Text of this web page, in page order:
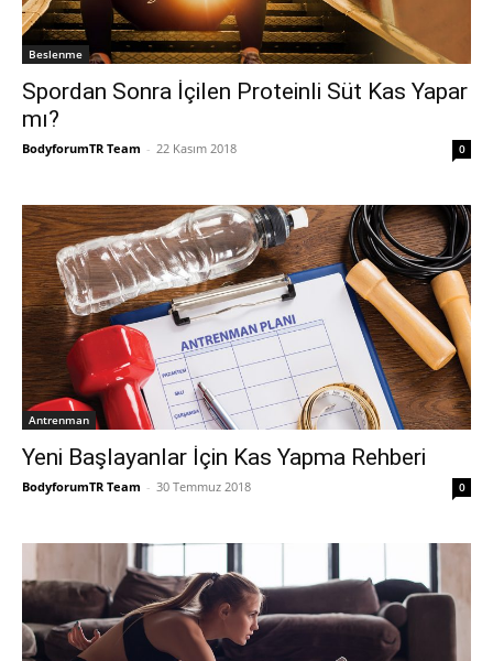
Beslenme
Spordan Sonra İçilen Proteinli Süt Kas Yapar
mı?
BodyforumTR Team - 22 Kasım 2018 0
Antrenman
Yeni Başlayanlar İçin Kas Yapma Rehberi
BodyforumTR Team - 30 Temmuz 2018 0